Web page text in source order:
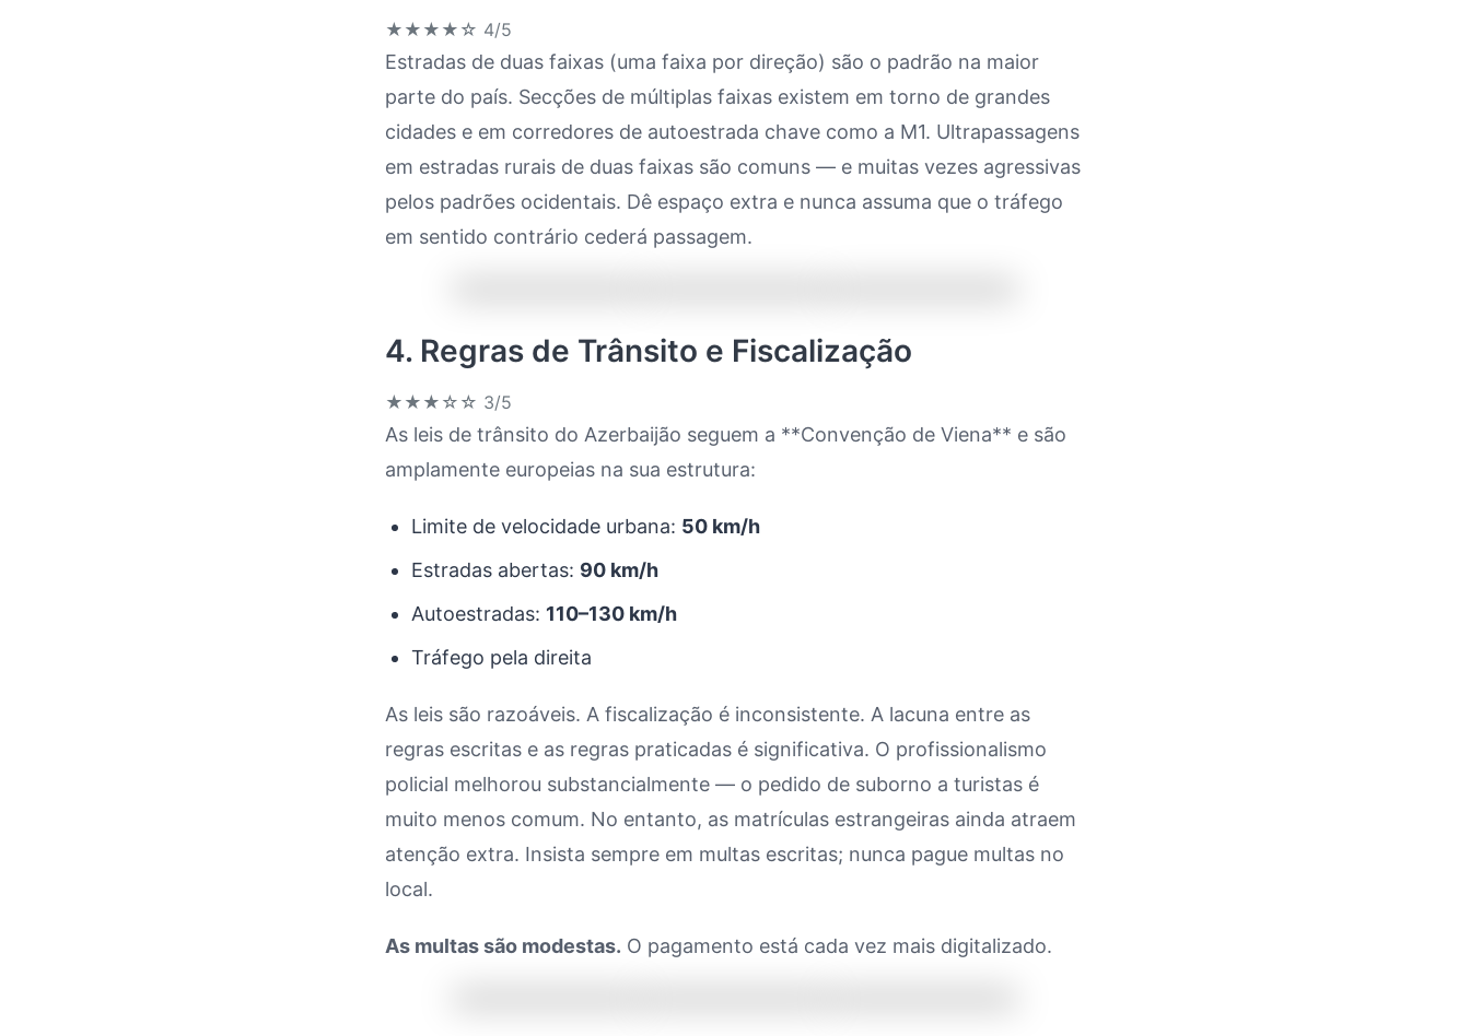
★★★★☆ 4/5
Estradas de duas faixas (uma faixa por direção) são o padrão na maior
parte do país. Secções de múltiplas faixas existem em torno de grandes
cidades e em corredores de autoestrada chave como a M1. Ultrapassagens
em estradas rurais de duas faixas são comuns — e muitas vezes agressivas
pelos padrões ocidentais. Dê espaço extra e nunca assuma que o tráfego
em sentido contrário cederá passagem.
4. Regras de Trânsito e Fiscalização
★★★☆☆ 3/5
As leis de trânsito do Azerbaijão seguem a **Convenção de Viena** e são
amplamente europeias na sua estrutura:
Limite de velocidade urbana: 50 km/h
Estradas abertas: 90 km/h
Autoestradas: 110–130 km/h
Tráfego pela direita
As leis são razoáveis. A fiscalização é inconsistente. A lacuna entre as
regras escritas e as regras praticadas é significativa. O profissionalismo
policial melhorou substancialmente — o pedido de suborno a turistas é
muito menos comum. No entanto, as matrículas estrangeiras ainda atraem
atenção extra. Insista sempre em multas escritas; nunca pague multas no
local.
As multas são modestas. O pagamento está cada vez mais digitalizado.